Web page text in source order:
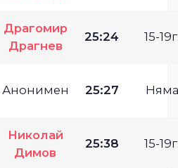
Драгомир
Драгнев
25:24 15-
Анонимен 25:27 Няма
Николай
Димов
25:38 15-